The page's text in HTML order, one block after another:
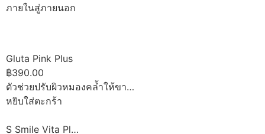
ภายในสู่ภายนอก
Gluta Pink Plus
฿390.00
ตัวช่วยปรับผิวหมองคล้ำให้ขา…
หยิบใส่ตะกร้า
S Smile Vita Pl…